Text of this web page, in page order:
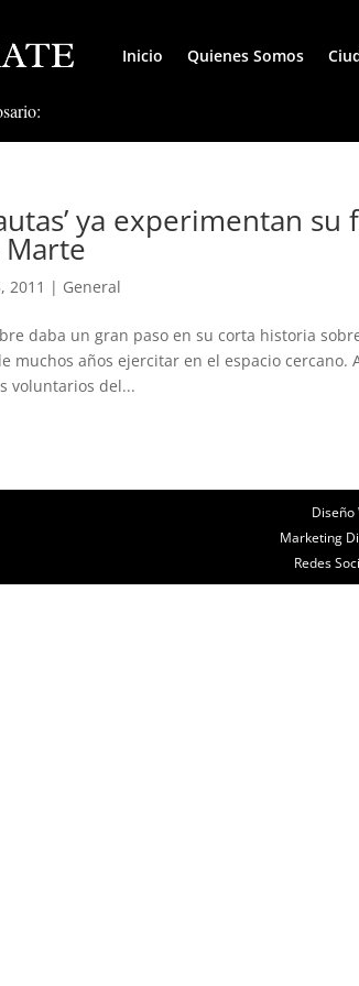
Inicio Quienes Somos
ya experimentan
2011 | General
daba un gran paso en su corta historia
muchos años ejercitar en el espacio
voluntarios del...
Diseño
Marketing
Redes